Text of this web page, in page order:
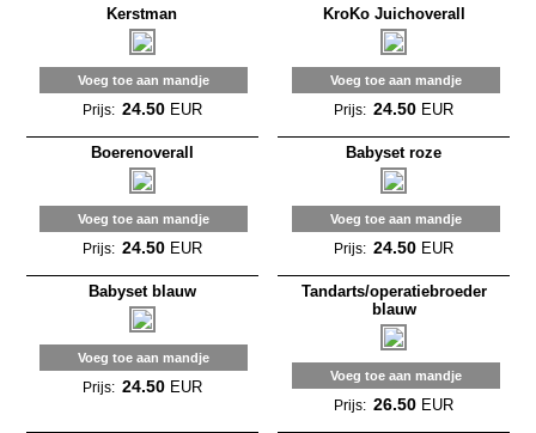
Kerstman
Voeg toe aan mandje
Prijs: 24.50 EUR
KroKo Juichoverall
Voeg toe aan mandje
Prijs: 24.50 EUR
Boerenoverall
Voeg toe aan mandje
Prijs: 24.50 EUR
Babyset roze
Voeg toe aan mandje
Prijs: 24.50 EUR
Babyset blauw
Voeg toe aan mandje
Prijs: 24.50 EUR
Tandarts/operatiebroeder
blauw
Voeg toe aan mandje
Prijs: 26.50 EUR